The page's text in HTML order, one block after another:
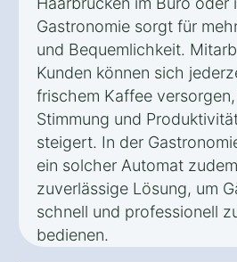
Gastronomie sorgt für
und Bequemlichkeit.
Kunden können sich
frischem Kaffee
Stimmung und
steigert. In der
ein solcher Automat
zuverlässige Lösung, um
schnell und professionell
bedienen.